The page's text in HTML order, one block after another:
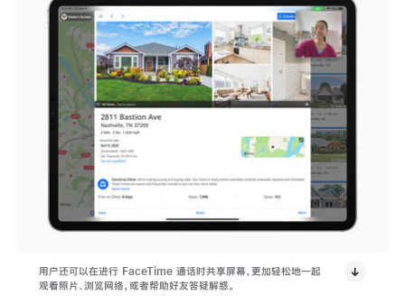
用户还可以在进行 FaceTime 通话时共享屏幕，更加轻松地一起
观看照片、浏览网络，或者帮助好友答疑解惑。